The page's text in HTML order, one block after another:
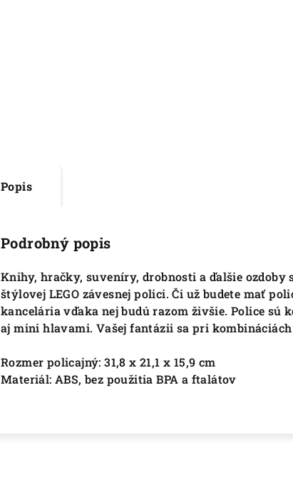
Popis
Podrobný popis
Knihy, hračky, suveníry, drobnosti a ďalšie
štýlovej LEGO závesnej polici. Či už budete mať
kancelária vďaka nej budú razom živšie. Police sú
aj mini hlavami. Vašej fantázii sa pri kombináciách
Rozmer policajný: 31,8 x 21,1 x 15,9 cm
Materiál: ABS, bez použitia BPA a ftalátov